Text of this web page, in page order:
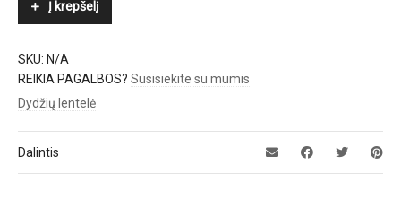
Į krepšelį
SKU: N/A
REIKIA PAGALBOS? Susisiekite su mumis
Dydžių lentelė
Dalintis